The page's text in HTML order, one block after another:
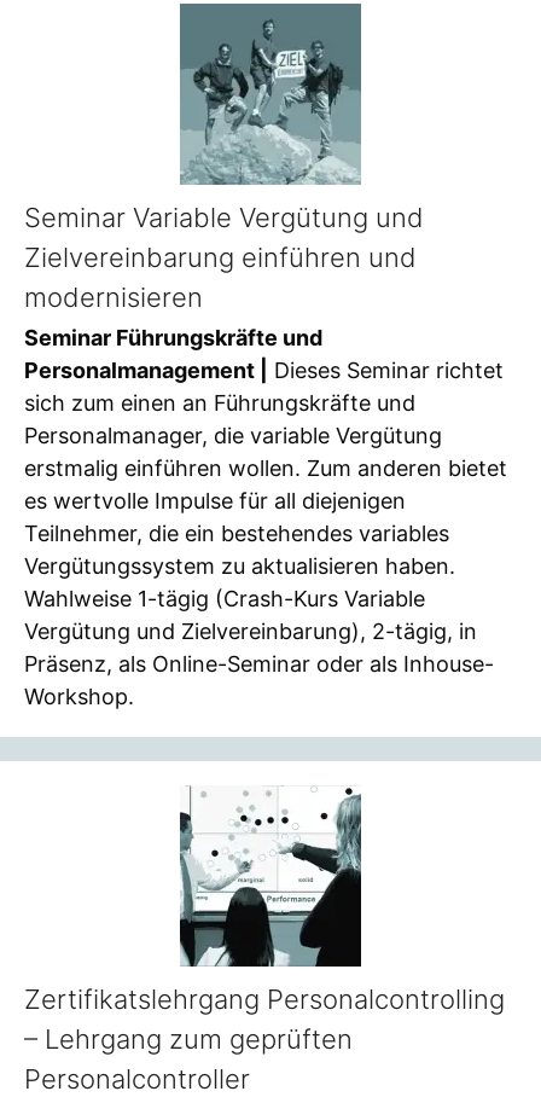
Seminar Variable Vergütung und
Zielvereinbarung einführen und
modernisieren
Seminar Führungskräfte und
Personalmanagement |
Dieses Seminar richtet
sich zum einen an Führungskräfte und
Personalmanager, die variable Vergütung
erstmalig einführen wollen. Zum anderen bietet
es wertvolle Impulse für all diejenigen
Teilnehmer, die ein bestehendes variables
Vergütungssystem zu aktualisieren haben.
Wahlweise 1-tägig (Crash-Kurs Variable
Vergütung und Zielvereinbarung), 2-tägig, in
Präsenz, als Online-Seminar oder als Inhouse-
Workshop.
Zertifikatslehrgang Personalcontrolling
– Lehrgang zum geprüften
Personalcontroller